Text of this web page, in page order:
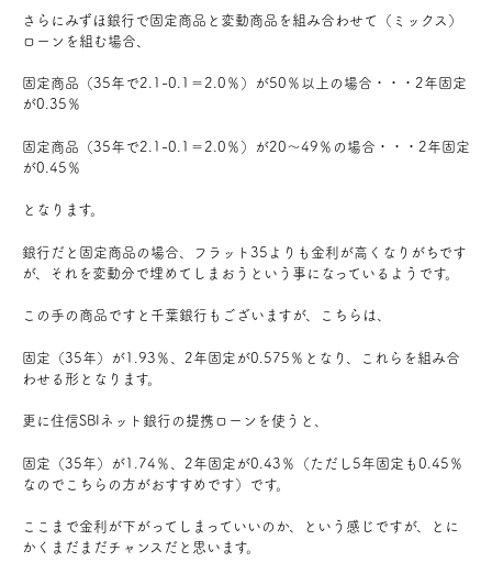
お電話
船橋スタジオ 0120-787-221
さいたまスタジオ
さらにみずほ銀行で固定商品と変動商品を組み合わせて（ミックス）
ローンを組む場合、
固定商品（35年で2.1-0.1＝2.0％）が50％以上の場合・・・2年固定
が0.35％
固定商品（35年で2.1-0.1＝2.0％）が20～49％の場合・・・2年固定
が0.45％
となります。
銀行だと固定商品の場合、フラット35よりも金利が高くなりがちです
が、それを変動分で埋めてしまおうという事になっているようです。
この手の商品ですと千葉銀行もございますが、こちらは、
固定（35年）が1.93％、2年固定が0.575％となり、これらを組み合
わせる形となります。
更に住信SBIネット銀行の提携ローンを使うと、
固定（35年）が1.74％、2年固定が0.43％（ただし5年固定も0.45％
なのでこちらの方がおすすめです）です。
ここまで金利が下がってしまっていいのか、という感じですが、とに
かくまだまだチャンスだと思います。